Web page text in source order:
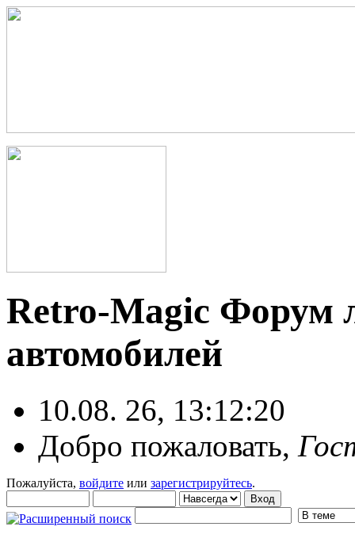
Retro-Magic Форум
автомобилей
10.08. 26, 13:12:20
Добро пожаловать,
Пожалуйста, войдите или зарегистрируйтесь.